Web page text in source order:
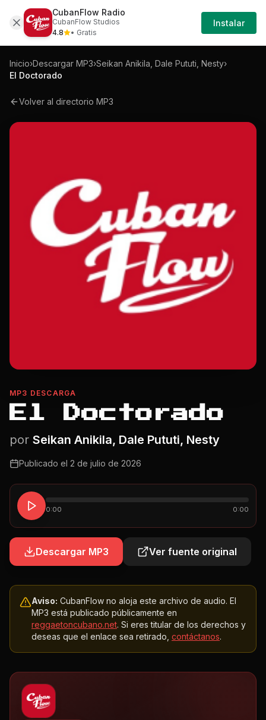
Mp3 Seikan-anikila-dale-pututi-nesty-el-
Iniciar
Sesión
Inicio›Descargar MP3›Seikan Anikila, Dale Pututi, Nesty›
El Doctorado
Volver al directorio MP3
MP3 DESCARGA
El Doctorado
por Seikan Anikila, Dale Pututi, Nesty
Publicado el 2 de julio de 2026
0:00 0:00
Descargar MP3 Ver fuente original
Aviso: CubanFlow no aloja este archivo de audio. El
MP3 está publicado públicamente en
reggaetoncubano.net. Si eres titular de los derechos y
deseas que el enlace sea retirado, contáctanos.
CubanFlow Radio
CubanFlow Studios
4.8
• Gratis
Instalar